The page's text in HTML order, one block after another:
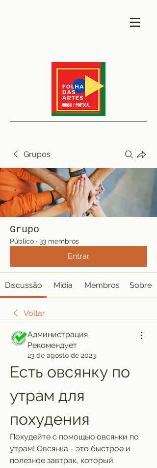
Grupos
Grupo
Público · 33 membros
Entrar
Discussão Mídia Membros Sobre
Voltar
Администрация
Рекомендует
23 de agosto de 2023
Есть овсянку по
утрам для
похудения
Похудейте с помощью овсянки по
утрам! Овсянка - это быстрое и
полезное завтрак, который